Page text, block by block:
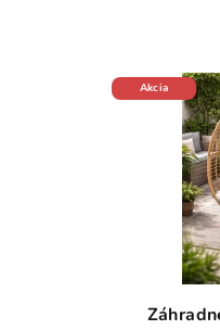
Akcia